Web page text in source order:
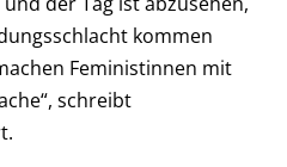
kommen
Feministinnen mit
schreibt